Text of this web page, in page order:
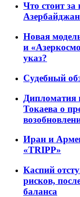
Что стоит
Новая
и
указ?
Судебный
Дипломатия
Токаева о
Иран и
«TRIPP»
Каспий
рисков,
баланса